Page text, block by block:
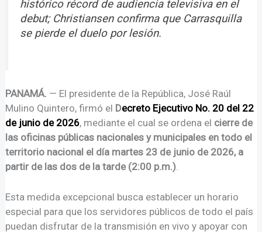
histórico récord de audiencia televisiva en el
debut; Christiansen confirma que Carrasquilla
se pierde el duelo por lesión.
PANAMÁ. — El presidente de la República, José Raúl
Mulino Quintero, firmó el Decreto Ejecutivo No. 20 del 22
de junio de 2026, mediante el cual se ordena el cierre de
las oficinas públicas nacionales y municipales en todo el
territorio nacional el día martes 23 de junio de 2026, a
partir de las dos de la tarde (2:00 p.m.)
Esta medida excepcional busca establecer un horario
especial para que los servidores públicos de todo el país
puedan disfrutar de la transmisión en vivo y apoyar con